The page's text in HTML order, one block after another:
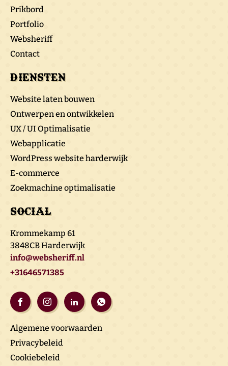
Prikbord
Portfolio
Websheriff
Contact
Diensten
Website laten bouwen
Ontwerpen en ontwikkelen
UX / UI Optimalisatie
Webapplicatie
WordPress website harderwijk
E-commerce
Zoekmachine optimalisatie
Social
Krommekamp 61
3848CB Harderwijk
info@websheriff.nl
+31646571385
Algemene voorwaarden
Privacybeleid
Cookiebeleid